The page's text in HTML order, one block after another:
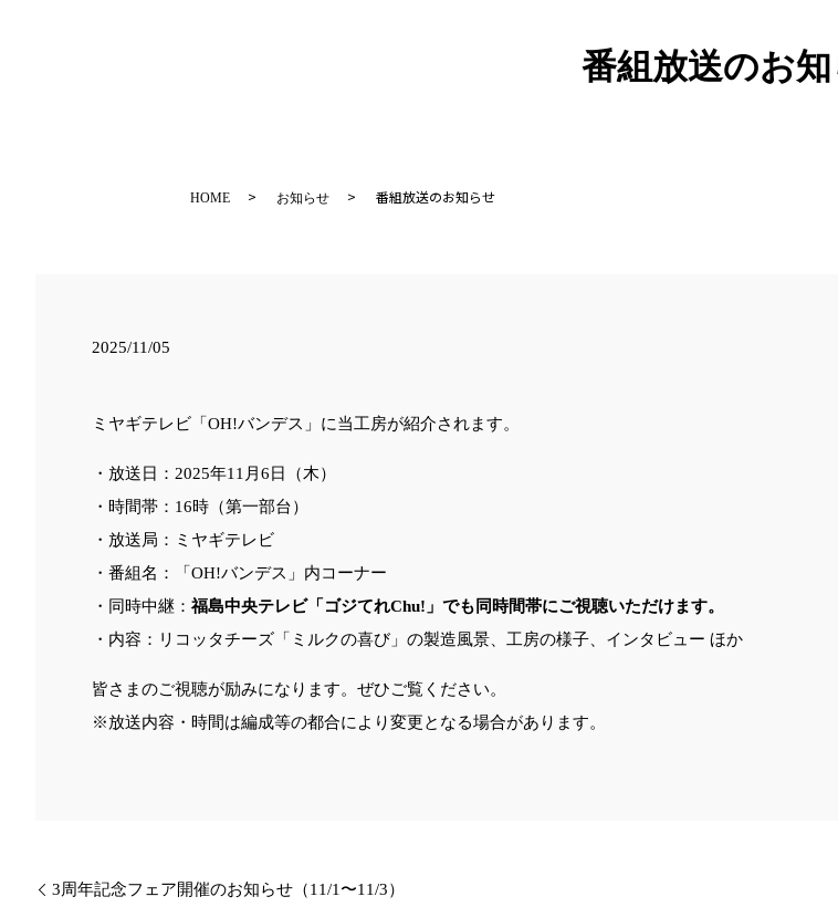
番組放送のお
HOME お知らせ 番組放送のお知らせ
2025/11/05
ミヤギテレビ「OH!バンデス」に当工房が紹介されます。
・放送日：2025年11月6日（木）
・時間帯：16時（第一部台）
・放送局：ミヤギテレビ
・番組名：「OH!バンデス」内コーナー
・同時中継：福島中央テレビ「ゴジてれChu!」でも同時間帯にご視聴いただけます。
・内容：リコッタチーズ「ミルクの喜び」の製造風景、工房の様子、インタビュー ほか
皆さまのご視聴が励みになります。ぜひご覧ください。
※放送内容・時間は編成等の都合により変更となる場合があります。
3周年記念フェア開催のお知らせ（11/1〜11/3）